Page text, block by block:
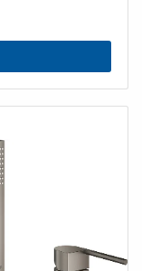
douche Bec
intégré dans la
Sena Stick
(28 362)